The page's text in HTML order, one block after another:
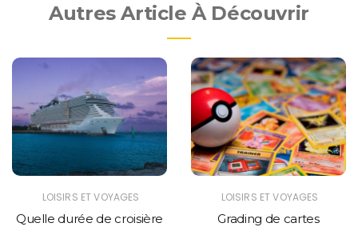
Autres Article À Découvrir
LOISIRS ET VOYAGES
Quelle durée de croisière
LOISIRS ET VOYAGES
Grading de cartes